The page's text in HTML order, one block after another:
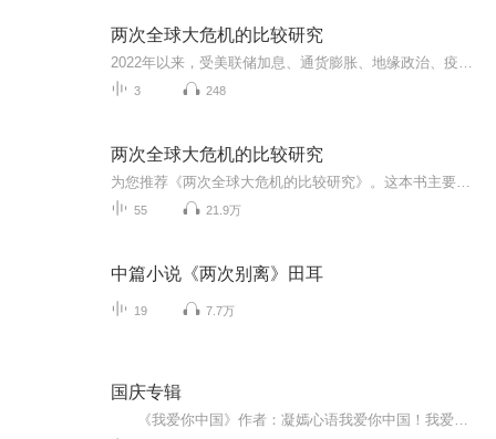
两次全球大危机的比较研究
3 248
两次全球大危机的比较研究
55 21.9万
中篇小说《两次别离》田耳
19 7.7万
国庆专辑